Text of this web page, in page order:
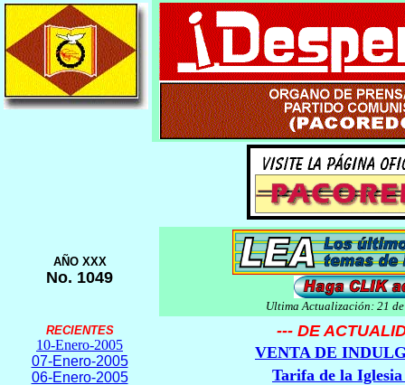
AÑO XXX
No. 1049
Ultima Actualización: 21
RECIENTES
10-Enero-2005
07-Enero-2005
06-Enero-2005
--- DE
VENTA DE
Tarifa de la